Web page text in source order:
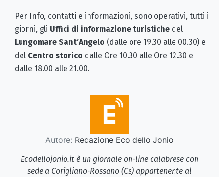
Per Info, contatti e informazioni, sono operativi, tutti i
giorni, gli Uffici di informazione turistiche del
Lungomare Sant’Angelo (dalle ore 19.30 alle 00.30) e
del Centro storico dalle Ore 10.30 alle Ore 12.30 e
dalle 18.00 alle 21.00.
Autore: Redazione Eco dello Jonio
Ecodellojonio.it è un giornale on-line calabrese con
sede a Corigliano-Rossano (Cs) appartenente al